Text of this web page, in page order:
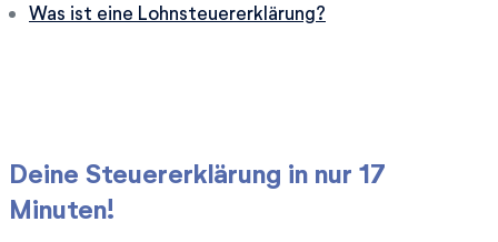
Deine Steuererklärung in nur 17
Minuten!
Was ist eine Lohnsteuererklärung?